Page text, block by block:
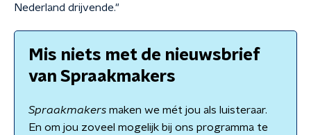
Nederland drijvende."
Mis niets met de nieuwsbrief
van Spraakmakers
Spraakmakers maken we mét jou als luisteraar.
En om jou zoveel mogelijk bij ons programma te